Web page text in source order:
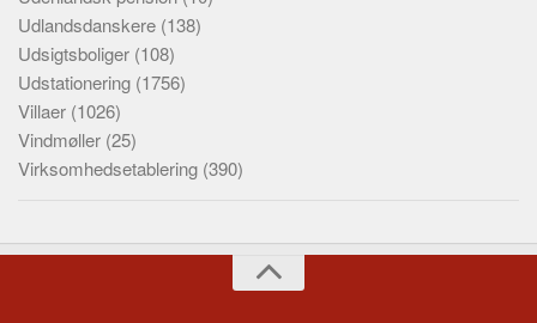
Udlandsdanskere (138)
Udsigtsboliger (108)
Udstationering (1756)
Villaer (1026)
Vindmøller (25)
Virksomhedsetablering (390)